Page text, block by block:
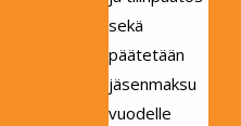
sekä
päätetään
jäsenmaksu
vuodelle